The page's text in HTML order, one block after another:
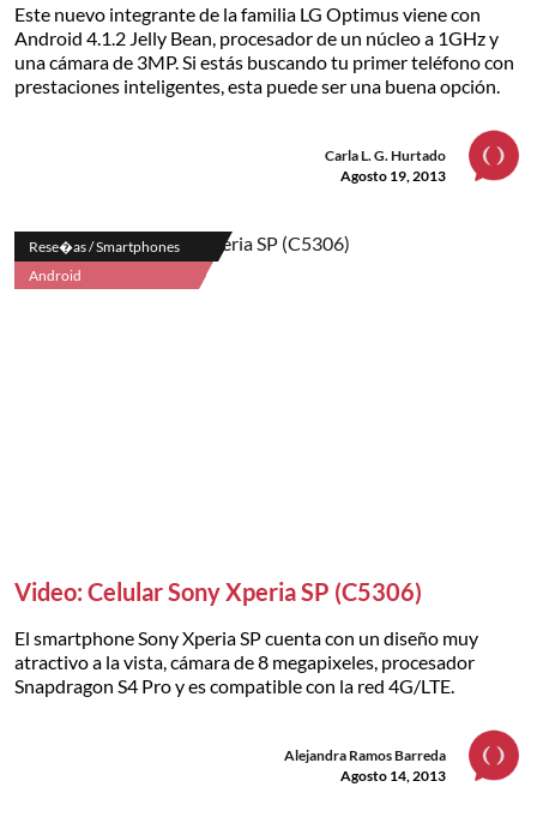
Este nuevo integrante de la familia LG Optimus viene con
Android 4.1.2 Jelly Bean, procesador de un núcleo a 1GHz y
una cámara de 3MP. Si estás buscando tu primer teléfono con
prestaciones inteligentes, esta puede ser una buena opción.
Carla L. G. Hurtado
Agosto 19, 2013
Rese�as / Smartphones
Android
Video: Celular Sony Xperia SP (C5306)
El smartphone Sony Xperia SP cuenta con un diseño muy
atractivo a la vista, cámara de 8 megapixeles, procesador
Snapdragon S4 Pro y es compatible con la red 4G/LTE.
Alejandra Ramos Barreda
Agosto 14, 2013